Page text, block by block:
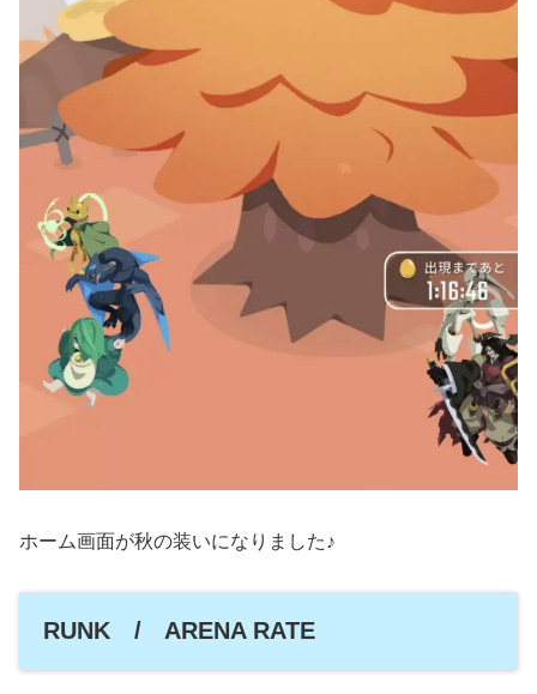
ホーム画面が秋の装いになりました♪
RUNK / ARENA RATE